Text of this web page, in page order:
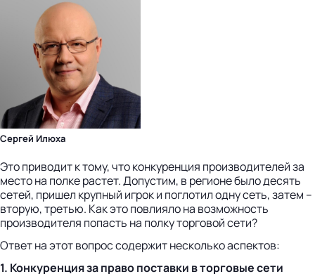
Сергей Илюха
Это приводит к тому, что конкуренция производителей за
место на полке растет. Допустим, в регионе было десять
сетей, пришел крупный игрок и поглотил одну сеть, затем –
вторую, третью. Как это повлияло на возможность
производителя попасть на полку торговой сети?
Ответ на этот вопрос содержит несколько аспектов:
1. Конкуренция за право поставки в торговые сети